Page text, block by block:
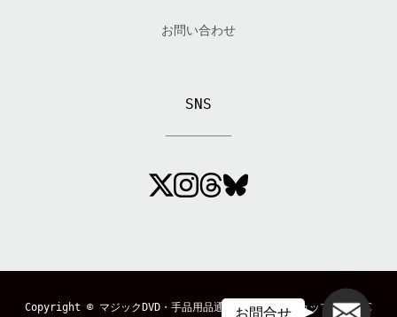
お問い合わせ
SNS
Copyright © マジックDVD・手品用品通販のマジックショップ「MAGIC
メール
お問合せ